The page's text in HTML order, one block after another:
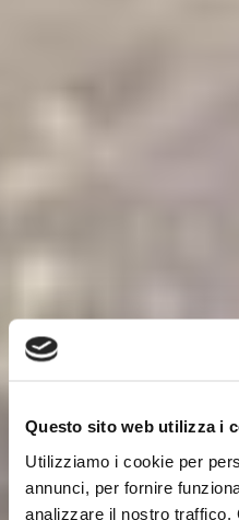
Questo sito web utilizza i
Utilizziamo i cookie per
annunci, per fornire
analizzare il nostro traffico.